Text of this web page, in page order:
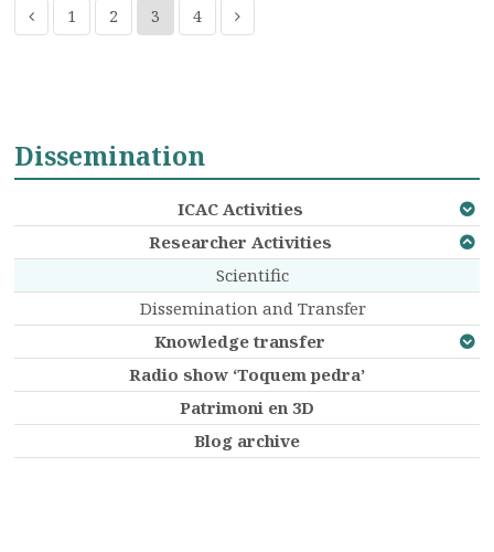
1 2 3 4
Dissemination
ICAC Activities
Researcher Activities
Scientific
Dissemination and Transfer
Knowledge transfer
Radio show ‘Toquem pedra’
Patrimoni en 3D
Blog archive